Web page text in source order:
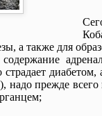
а также для
содержание
страдает
надо прежде